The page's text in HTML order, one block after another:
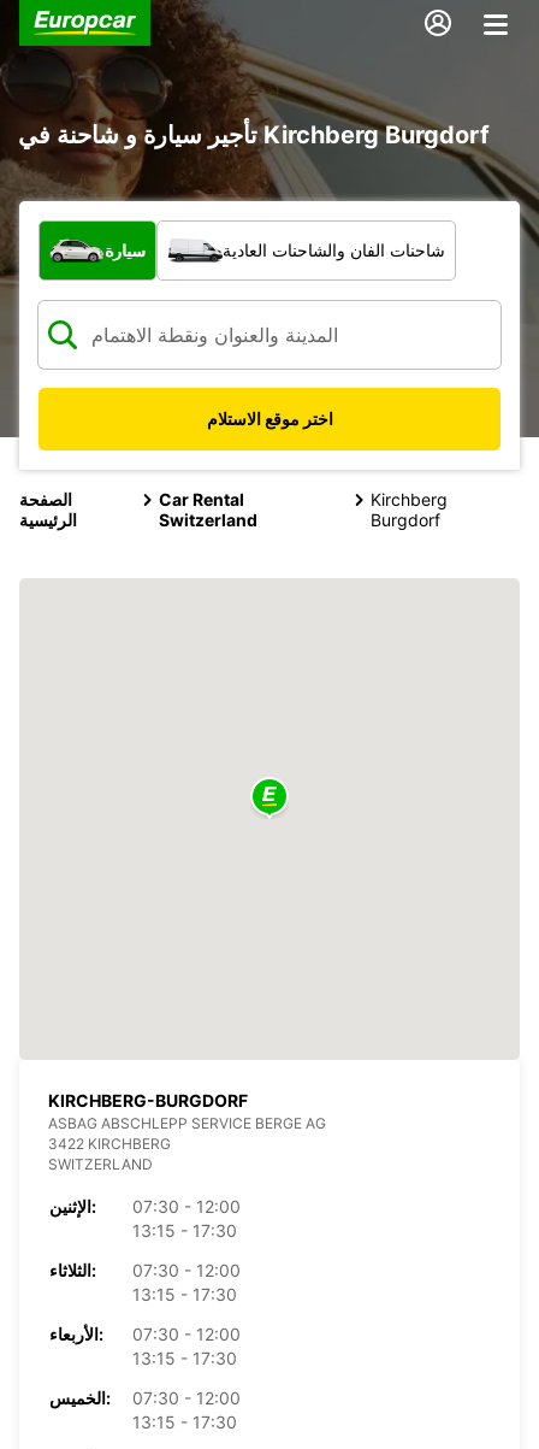
تأجير سيارة و شاحنة في Kirchberg Burgdorf
ما نوع المركبة؟
سيارة شاحنات الفان والشاحنات العادية
اختر موقع الاستلام
الصفحة
الرئيسية
Car Rental
Switzerland
Kirchberg
Burgdorf
KIRCHBERG-BURGDORF
ASBAG ABSCHLEPP SERVICE BERGE AG
3422 KIRCHBERG
SWITZERLAND
الإثنين:
07:30 - 12:00
13:15 - 17:30
الثلاثاء:
07:30 - 12:00
13:15 - 17:30
الأربعاء:
07:30 - 12:00
13:15 - 17:30
الخميس:
07:30 - 12:00
13:15 - 17:30